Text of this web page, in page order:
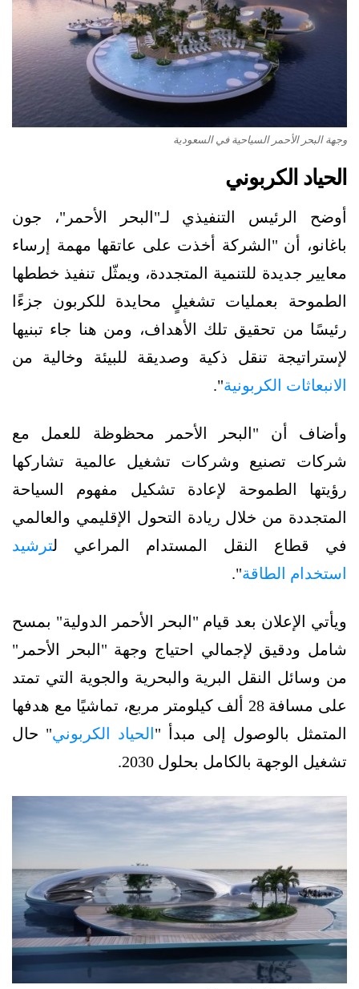
وجهة البحر الأحمر السياحية في السعودية
الحياد الكربوني
أوضح الرئيس التنفيذي لـ"البحر الأحمر"، جون
باغانو، أن "الشركة أخذت على عاتقها مهمة إرساء
معايير جديدة للتنمية المتجددة، ويمثّل تنفيذ خططها
الطموحة بعمليات تشغيلٍ محايدة للكربون جزءًا
رئيسًا من تحقيق تلك الأهداف، ومن هنا جاء تبنيها
لإستراتيجة تنقل ذكية وصديقة للبيئة وخالية من
الانبعاثات الكربونية".
وأضاف أن "البحر الأحمر محظوظة للعمل مع
شركات تصنيع وشركات تشغيل عالمية تشاركها
رؤيتها الطموحة لإعادة تشكيل مفهوم السياحة
المتجددة من خلال ريادة التحول الإقليمي والعالمي
في قطاع النقل المستدام المراعي لترشيد
استخدام الطاقة".
ويأتي الإعلان بعد قيام "البحر الأحمر الدولية" بمسح
شامل ودقيق لإجمالي احتياج وجهة "البحر الأحمر"
من وسائل النقل البرية والبحرية والجوية التي تمتد
على مسافة 28 ألف كيلومتر مربع، تماشيًا مع هدفها
المتمثل بالوصول إلى مبدأ "الحياد الكربوني" حال
تشغيل الوجهة بالكامل بحلول 2030.